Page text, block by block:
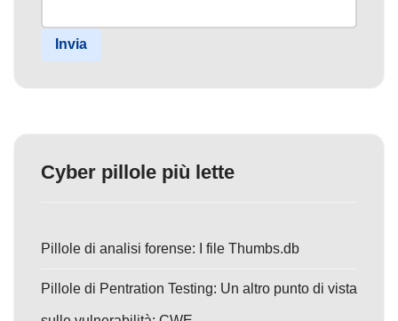
Invia
Cyber pillole più lette
Pillole di analisi forense: I file Thumbs.db
Pillole di Pentration Testing: Un altro punto di vista